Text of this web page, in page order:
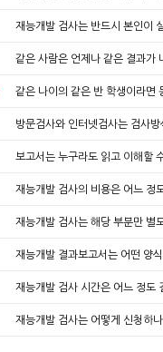
재능개발 검사는 반드시 본인이
같은 사람은 언제나 같은 결과가
같은 나이의 같은 반 학생이라면
방문검사와 인터넷검사는 검사
보고서는 누구라도 읽고 이해할
재능개발 검사의 비용은 어느 정
재능개발 검사는 해당 부분만 별
재능개발 결과보고서는 어떤 양
재능개발 검사 시간은 어느 정도
재능개발 검사는 어떻게 신청하